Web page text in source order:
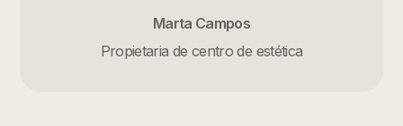
Marta Campos
Propietaria de centro de estética